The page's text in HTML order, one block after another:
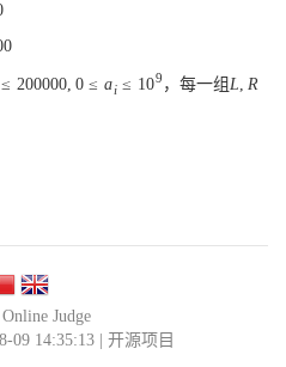
≤ 200000, 0 ≤ ai ≤ 109 ，每一组 L R
Judge
09 14:35:13 | 开源项目